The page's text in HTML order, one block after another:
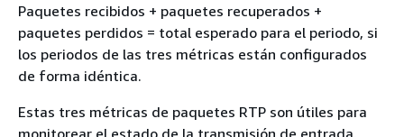
Paquetes recibidos + paquetes recuperados +
paquetes perdidos = total esperado para el periodo, si
los periodos de las tres métricas están configurados
de forma idéntica.
Estas tres métricas de paquetes RTP son útiles para
monitorear el estado de la transmisión de entrada.